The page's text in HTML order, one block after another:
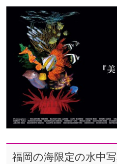
福岡の海限定の水中